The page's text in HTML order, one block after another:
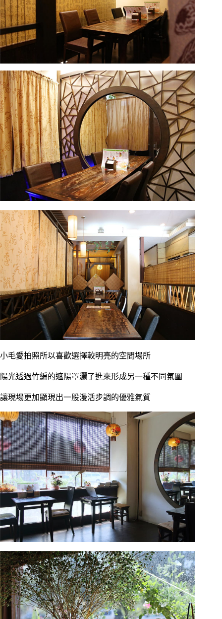
小毛愛拍照所以喜歡選擇較明亮的空間場所
陽光透過竹編的遮陽罩灑了進來形成另一種不同氛圍
讓現場更加顯現出一股漫活步調的優雅氣質